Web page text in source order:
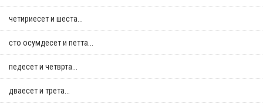
четириесет и шеста...
сто осумдесет и петта...
педесет и четврта...
дваесет и трета...